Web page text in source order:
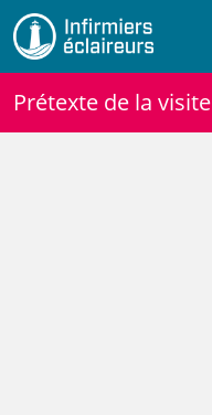
Prétexte de la visite